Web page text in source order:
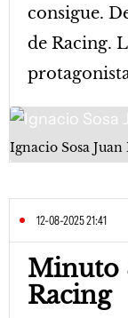
consigue.
de Racing.
Ignacio Sosa
12-08-2025 21:41
Minuto
Racing